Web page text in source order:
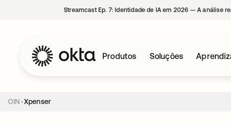
Streamcast Ep. 7: Identidade de IA em 2026 — A análise
Produtos Soluções
OIN Xpenser